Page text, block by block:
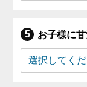
お子様に